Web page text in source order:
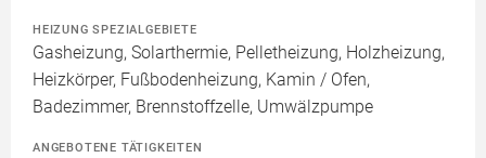
HEIZUNG SPEZIALGEBIETE
Gasheizung, Solarthermie, Pelletheizung, Holzheizung,
Heizkörper, Fußbodenheizung, Kamin / Ofen,
Badezimmer, Brennstoffzelle, Umwälzpumpe
ANGEBOTENE TÄTIGKEITEN